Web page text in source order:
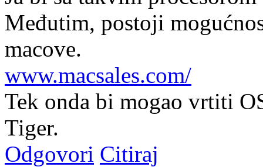
Međutim, postoji
macove.
www.macsales.com/
Tek onda bi mogao vrtiti
Tiger.
Odgovori Citiraj